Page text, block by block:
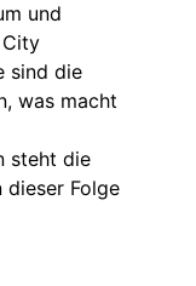
und
sind die
was macht
steht die
dieser Folge